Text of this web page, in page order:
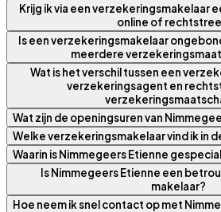
Krijg ik via een verzekeringsmakelaar
online of
Is een verzekeringsmakelaar
meerdere
Wat is het verschil tussen een
verzekeringsagent en
Wat zijn de openingsuren van
Welke verzekeringsmakelaar vind ik in
Waarin is Nimmegeers Etienne
Is Nimmegeers Etienne een
makelaar?
Hoe neem ik snel contact op met